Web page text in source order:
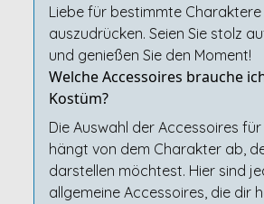
Liebe für bestimmte Charaktere
auszudrücken. Seien Sie stolz
und genießen Sie den Moment!
Welche Accessoires brauche
Kostüm?
Die Auswahl der Accessoires
hängt von dem Charakter ab,
darstellen möchtest. Hier sind
allgemeine Accessoires, die dir